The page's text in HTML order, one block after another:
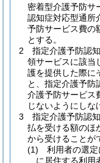
密着型介護予防サ
認知症対応型通所
予防サービス費の
とする。
2
指定介護予防認
領サービスに該当
護を提供した際に
と、指定介護予防
介護予防サービス
じないようにしな
3
指定介護予防認
払を受ける額のほ
から受けることが
(1)
利用者の選
に居住する利用